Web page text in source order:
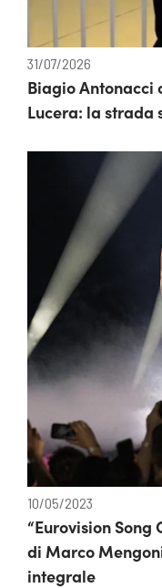
31/07/2026
Biagio Antonacci
Lucera: la strada
10/05/2023
“Eurovision Song
di Marco
integrale